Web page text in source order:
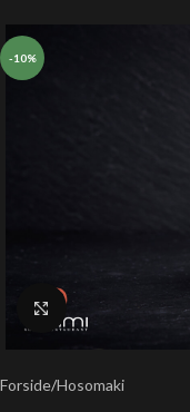
-10%
Klik for at forstørre
Forside/Hosomaki